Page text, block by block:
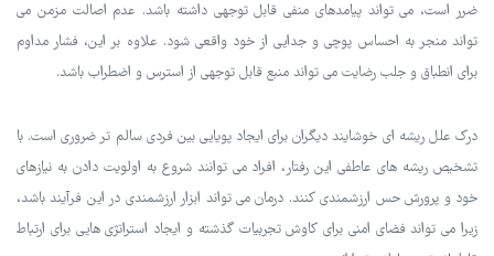
ضرر است، می تواند پیامدهای منفی قابل توجهی داشته باشد. عدم اصالت مزمن می
تواند منجر به احساس پوچی و جدایی از خود واقعی شود. علاوه بر این، فشار مداوم
برای انطباق و جلب رضایت می تواند منبع قابل توجهی از استرس و اضطراب باشد.
درک علل ریشه ای خوشایند دیگران برای ایجاد پویایی بین فردی سالم تر ضروری است. با
تشخیص ریشه های عاطفی این رفتار، افراد می توانند شروع به اولویت دادن به نیازهای
خود و پرورش حس ارزشمندی کنند. درمان می تواند ابزار ارزشمندی در این فرآیند باشد،
زیرا می تواند فضای امنی برای کاوش تجربیات گذشته و ایجاد استراتژی هایی برای ارتباط